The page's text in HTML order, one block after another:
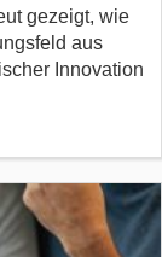
gezeigt, wie
aus
Innovation